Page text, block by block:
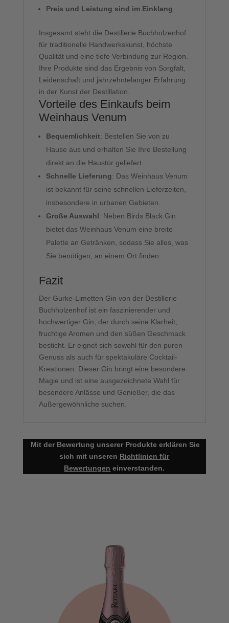
Preis und Leistung sind im Einklang
Insgesamt steht die Destillerie Buchholzenhof
für traditionelle Handwerkskunst, höchste
Qualität und eine tiefe Verbindung zur Region.
Ihre Produkte sind das Ergebnis von Sorgfalt,
Leidenschaft und jahrzehntelanger Erfahrung
in der Kunst der Destillation.
Vorteile des Einkaufs beim
Weinhaus Venum
Bequemlichkeit: Bestellen Sie von zu
Hause aus und erhalten Sie Ihre Bestellung
direkt an die Haustür geliefert.
Schnelle Lieferung: Das Weinhaus Venum
ist bekannt für seine schnellen Lieferzeiten,
insbesondere in urbanen Gebieten.
Große Auswahl: Neben Birds Black Gin
bietet das Weinhaus Venum eine breite
Palette an Getränken, sodass Sie alles, was
Sie benötigen, an einem Ort finden.
Fazit
Der Gurke-Limetten Gin von der Destillerie
Buchholzenhof ist ein faszinierender und
hochwertiger Gin, der durch seine Klarheit,
fruchtige Aromen und den süßen Geschmack
besticht. Er eignet sich sowohl für den puren
Genuss als auch für spektakuläre Cocktail-
Kreationen. Dieser Gin bringt eine besondere
Magie und ist eine ausgezeichnete Wahl für
besondere Anlässe und Genießer, die das
Außergewöhnliche suchen.
Mit der Bewertung unserer Produkte erklären Sie
sich mit unseren Richtlinien für
Bewertungen einverstanden.